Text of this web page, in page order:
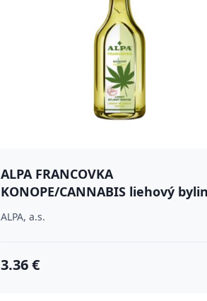
ALPA FRANCOVKA
KONOPE/CANNABIS liehový
roztok 160 ml
ALPA, a.s.
3.36 €